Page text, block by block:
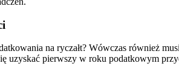
na ryczałt? Wówczas również
pierwszy w roku podatkowym